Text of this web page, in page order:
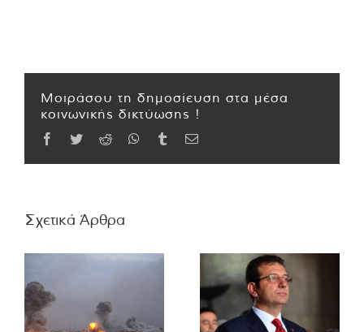
Μοιράσου τη δημοσίευση στα μέσα
κοινωνικής δικτύωσης !
Facebook
TwitterReddit WhatsApp
TumblrEmail
Σχετικά Άρθρα